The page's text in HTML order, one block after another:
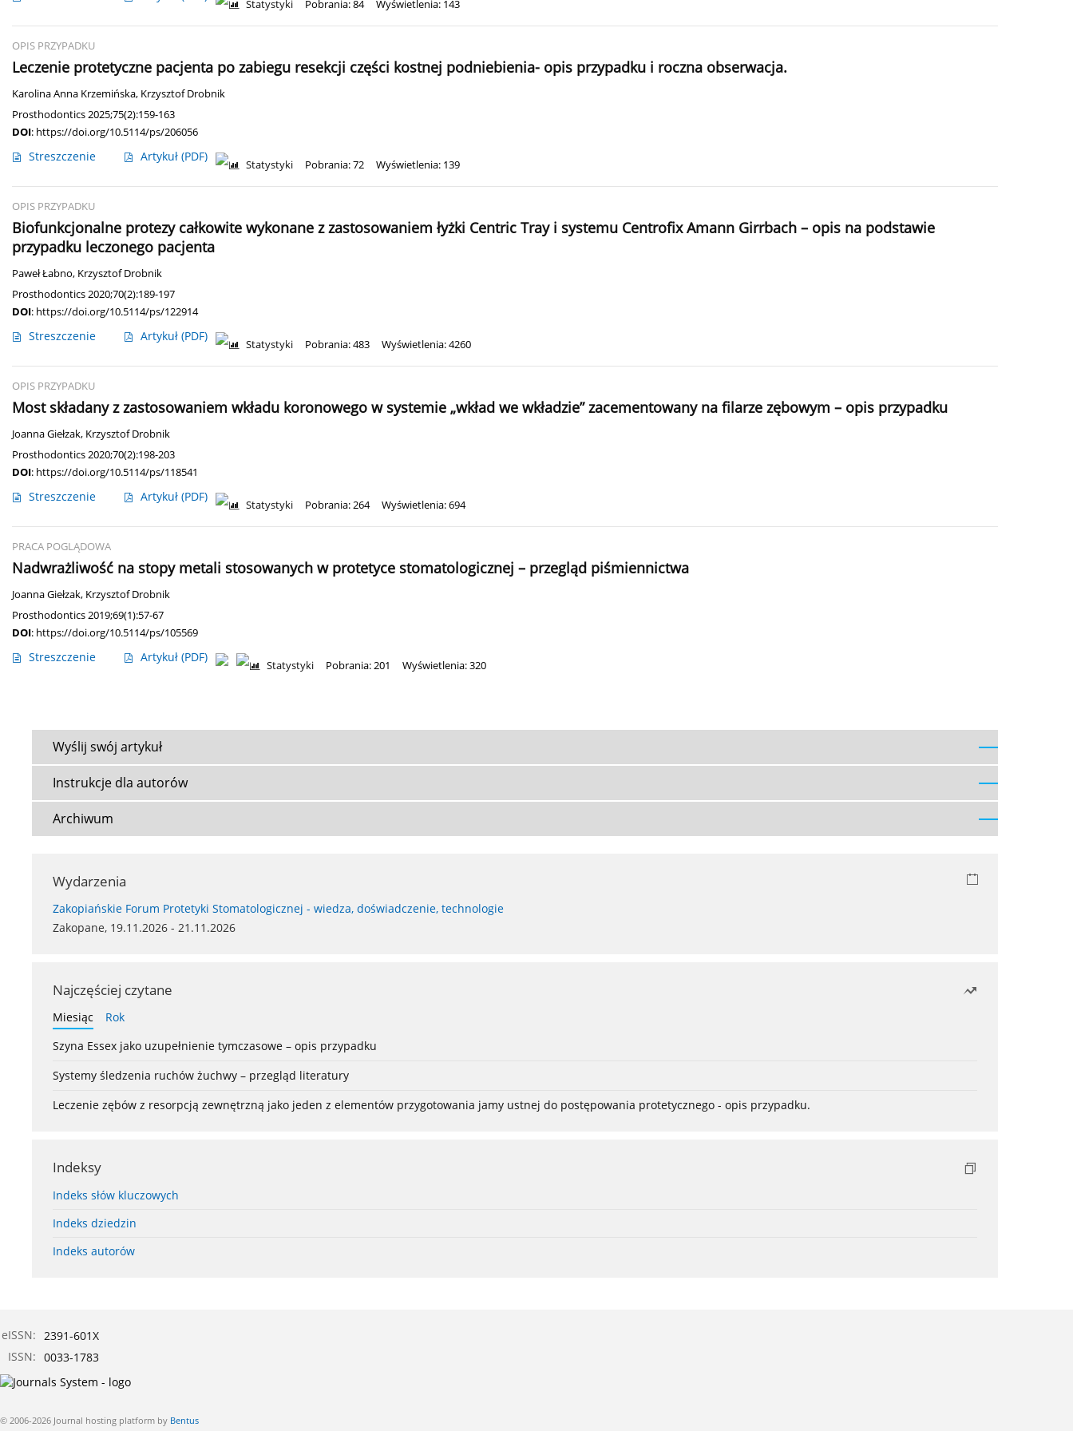
Statystyki Pobrania: 84 Wyświetlenia: 143
OPIS PRZYPADKU
Leczenie protetyczne pacjenta po zabiegu resekcji części kostnej podniebienia- opis przypadku i roczna obserwacja.
Karolina Anna Krzemińska, Krzysztof Drobnik
Prosthodontics 2025;75(2):159-163
DOI: https://doi.org/10.5114/ps/206056
Streszczenie Artykuł (PDF)
Statystyki Pobrania: 72 Wyświetlenia: 139
OPIS PRZYPADKU
Biofunkcjonalne protezy całkowite wykonane z zastosowaniem łyżki Centric Tray i systemu Centrofix Amann Girrbach – opis na podstawie
przypadku leczonego pacjenta
Paweł Łabno, Krzysztof Drobnik
Prosthodontics 2020;70(2):189-197
DOI: https://doi.org/10.5114/ps/122914
Streszczenie Artykuł (PDF)
Statystyki Pobrania: 483 Wyświetlenia: 4260
OPIS PRZYPADKU
Most składany z zastosowaniem wkładu koronowego w systemie „wkład we wkładzie” zacementowany na filarze zębowym – opis przypadku
Joanna Giełzak, Krzysztof Drobnik
Prosthodontics 2020;70(2):198-203
DOI: https://doi.org/10.5114/ps/118541
Streszczenie Artykuł (PDF)
Statystyki Pobrania: 264 Wyświetlenia: 694
PRACA POGLĄDOWA
Nadwrażliwość na stopy metali stosowanych w protetyce stomatologicznej – przegląd piśmiennictwa
Joanna Giełzak, Krzysztof Drobnik
Prosthodontics 2019;69(1):57-67
DOI: https://doi.org/10.5114/ps/105569
Streszczenie Artykuł (PDF)
Statystyki Pobrania: 201 Wyświetlenia: 320
Wyślij swój artykuł
Instrukcje dla autorów
Archiwum
Wydarzenia
Zakopiańskie Forum Protetyki Stomatologicznej - wiedza, doświadczenie, technologie
Zakopane, 19.11.2026 - 21.11.2026
Najczęściej czytane
Miesiąc
Rok
Szyna Essex jako uzupełnienie tymczasowe – opis przypadku
Systemy śledzenia ruchów żuchwy – przegląd literatury
Leczenie zębów z resorpcją zewnętrzną jako jeden z elementów przygotowania jamy ustnej do postępowania protetycznego - opis przypadku.
Indeksy
Indeks słów kluczowych
Indeks dziedzin
Indeks autorów
eISSN: 2391-601X
ISSN: 0033-1783
© 2006-2026 Journal hosting platform by Bentus